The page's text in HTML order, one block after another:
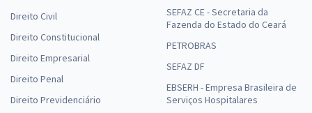
DEGASE - Departamento Geral de Ações Socioeducativas do Rio de
Janeiro - Conhecimentos Específicos para Analista de Tecnologia da
Informação (Pré-edital)
Direito Civil
Direito Constitucional
Direito Empresarial
Direito Penal
Direito Previdenciário
SEFAZ CE - Secretaria da
Fazenda do Estado do Ceará
PETROBRAS
SEFAZ DF
EBSERH - Empresa Brasileira de
Serviços Hospitalares